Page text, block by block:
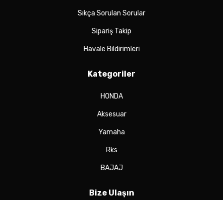
Sıkça Sorulan Sorular
Sipariş Takip
Havale Bildirimleri
Kategoriler
HONDA
Aksesuar
Yamaha
Rks
BAJAJ
Bize Ulaşın